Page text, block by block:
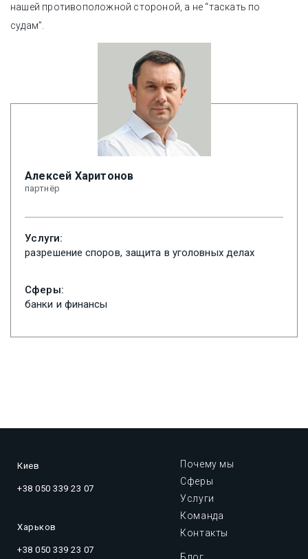
нашей противоположной стороной, а не “таскать по
судам”.
Алексей Харитонов
партнёр
Услуги:
разрешение споров, защита в уголовных делах
Сферы:
банки и финансы
Киев
+38 050 339 23 07
Харьков
+38 050 339 23 07
Почему мы
Сферы
Услуги
Команда
Контакты